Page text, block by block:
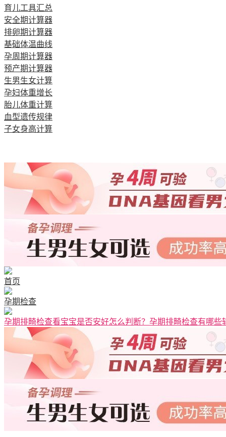
育儿工具汇总
安全期计算器
排卵期计算器
基础体温曲线
孕周期计算器
预产期计算器
生男生女计算
孕妇体重增长
胎儿体重计算
血型遗传规律
子女身高计算
首页
孕期检查
孕期排畸检查看宝宝是否安好怎么判断？孕期排畸检查有哪些